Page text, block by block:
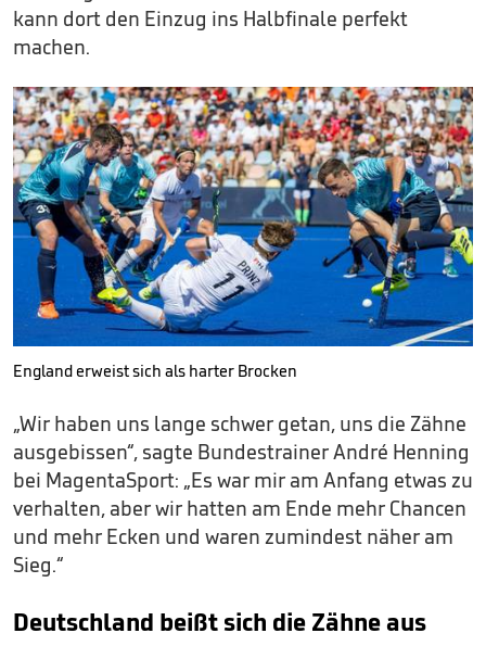
kann dort den Einzug ins Halbfinale perfekt
machen.
England erweist sich als harter Brocken
„Wir haben uns lange schwer getan, uns die Zähne
ausgebissen“, sagte Bundestrainer André Henning
bei MagentaSport: „Es war mir am Anfang etwas zu
verhalten, aber wir hatten am Ende mehr Chancen
und mehr Ecken und waren zumindest näher am
Sieg.“
Deutschland beißt sich die Zähne aus